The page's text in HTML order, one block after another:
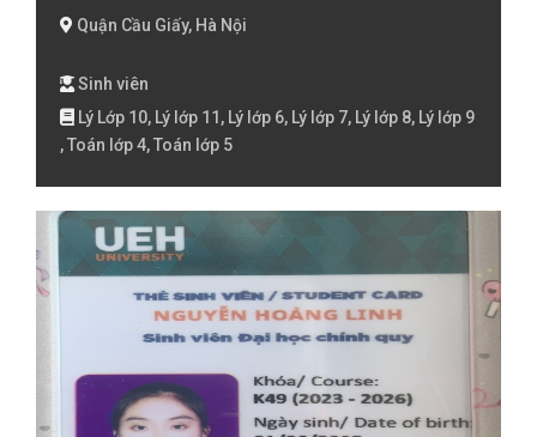
Quận Cầu Giấy, Hà Nội
Sinh viên
Lý Lớp 10, Lý lớp 11, Lý lớp 6, Lý lớp 7, Lý lớp 8, Lý lớp 9
, Toán lớp 4, Toán lớp 5